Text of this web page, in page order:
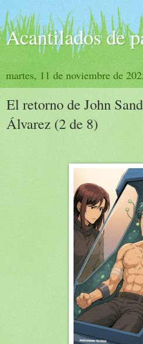
Acantilados de
martes, 11 de noviembre de
El retorno de John
Álvarez (2 de 8)